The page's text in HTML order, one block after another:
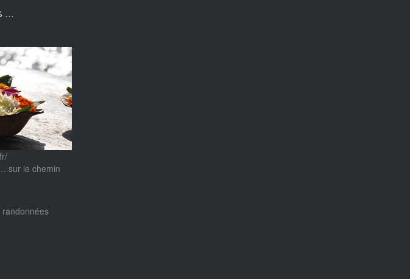
…
sur le chemin